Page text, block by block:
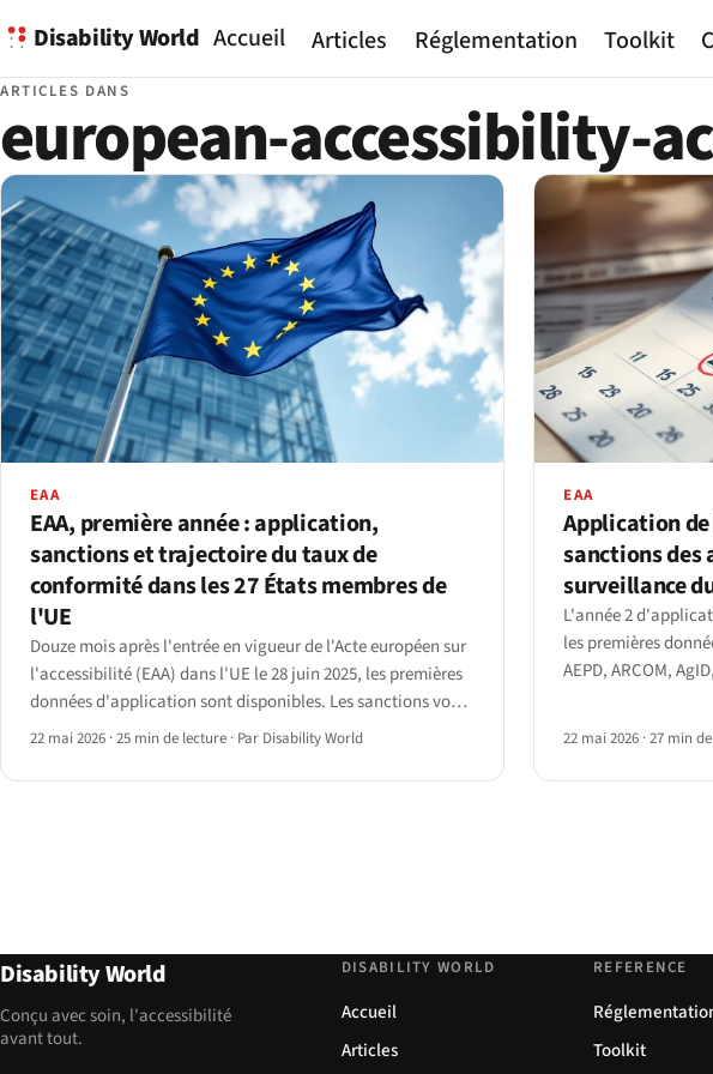
Disability World Accueil Articles Réglementation Toolkit
ARTICLES DANS
european-accessibility-
EAA
EAA, première année : application,
sanctions et trajectoire du taux de
conformité dans les 27 États membres de
l'UE
Douze mois après l'entrée en vigueur de l'Acte européen sur
l'accessibilité (EAA) dans l'UE le 28 juin 2025, les premières
données d'application sont disponibles. Les sanctions vont
de 5 000 € en Estonie à 500 000 € en Allemagne ; taux de
22 mai 2026 ·25 min de lecture · Par Disability World
EAA
Application de
sanctions
surveillance
L'année 2
les premières
AEPD, ARCOM,
22 mai 2026 ·27 min
Disability World
Conçu avec soin, l'accessibilité
avant tout.
DISABILITY WORLD
Accueil
Articles
REFERENCE
Toolkit